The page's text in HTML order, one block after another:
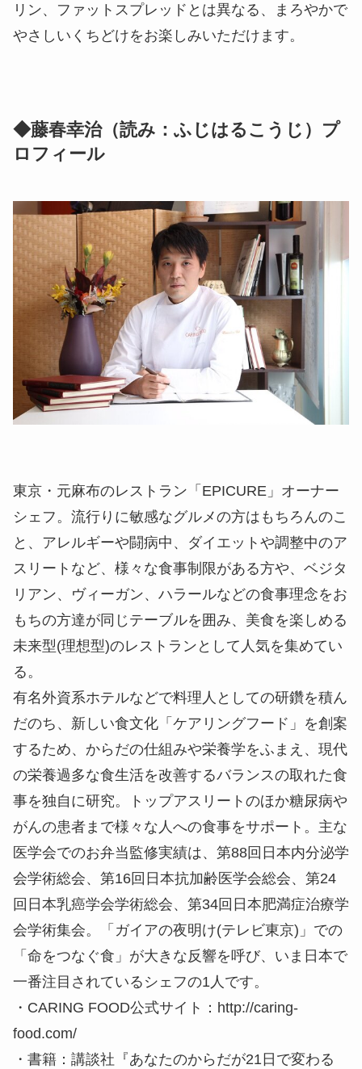
リン、ファットスプレッドとは異なる、まろやかで
やさしいくちどけをお楽しみいただけます。
◆藤春幸治（読み：ふじはるこうじ）プ
ロフィール
東京・元麻布のレストラン「EPICURE」オーナー
シェフ。流行りに敏感なグルメの方はもちろんのこ
と、アレルギーや闘病中、ダイエットや調整中のア
スリートなど、様々な食事制限がある方や、ベジタ
リアン、ヴィーガン、ハラールなどの食事理念をお
もちの方達が同じテーブルを囲み、美食を楽しめる
未来型(理想型)のレストランとして人気を集めてい
る。
有名外資系ホテルなどで料理人としての研鑽を積ん
だのち、新しい食文化「ケアリングフード」を創案
するため、からだの仕組みや栄養学をふまえ、現代
の栄養過多な食生活を改善するバランスの取れた食
事を独自に研究。トップアスリートのほか糖尿病や
がんの患者まで様々な人への食事をサポート。主な
医学会でのお弁当監修実績は、第88回日本内分泌学
会学術総会、第16回日本抗加齢医学会総会、第24
回日本乳癌学会学術総会、第34回日本肥満症治療学
会学術集会。「ガイアの夜明け(テレビ東京)」での
「命をつなぐ食」が大きな反響を呼び、いま日本で
一番注目されているシェフの1人です。
・CARING FOOD公式サイト：http://caring-
food.com/
・書籍：講談社『あなたのからだが21日で変わる